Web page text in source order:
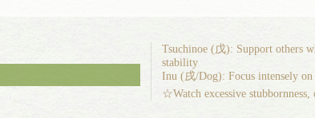
Tsuchinoe (戊): Support others
stability
Inu (戌/Dog): Focus intensely
☆Watch excessive stubbornness,